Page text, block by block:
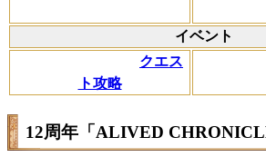
イベント
クエス
ト攻略
12周年「ALIVED